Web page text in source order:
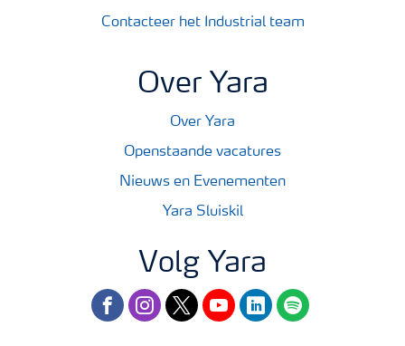
Contacteer het Industrial team
Over Yara
Over Yara
Openstaande vacatures
Nieuws en Evenementen
Yara Sluiskil
Volg Yara
facebookinstagram
twitteryoutubelinkedinspotify